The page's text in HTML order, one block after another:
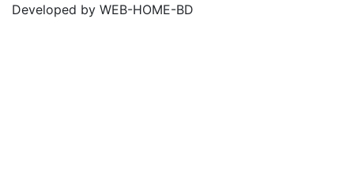
Developed by WEB-HOME-BD